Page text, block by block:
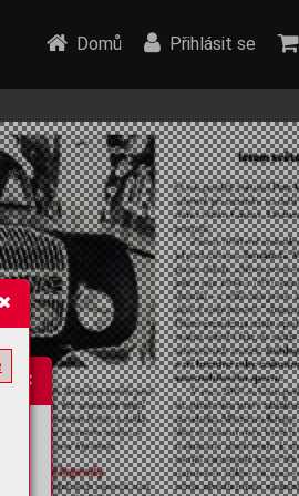
Domů Přihlásit se